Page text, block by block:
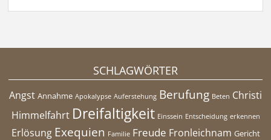
SCHLAGWÖRTER
Angst Annahme Apokalypse Auferstehung Berufung Beten Christi
Himmelfahrt Dreifaltigkeit Einssein Entscheidung erkennen
Erlösung Exequien Familie Freude Fronleichnam Gericht